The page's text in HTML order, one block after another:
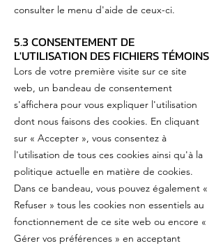
consulter le menu d'aide de ceux-ci.
5.3 CONSENTEMENT DE
L'UTILISATION DES FICHIERS TÉMOINS
Lors de votre première visite sur ce site
web, un bandeau de consentement
s'affichera pour vous expliquer l'utilisation
dont nous faisons des cookies. En cliquant
sur « Accepter », vous consentez à
l'utilisation de tous ces cookies ainsi qu'à la
politique actuelle en matière de cookies.
Dans ce bandeau, vous pouvez également «
Refuser » tous les cookies non essentiels au
fonctionnement de ce site web ou encore «
Gérer vos préférences » en acceptant